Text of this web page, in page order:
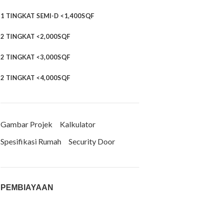
1 TINGKAT SEMI-D <1,400SQF
2 TINGKAT <2,000SQF
2 TINGKAT <3,000SQF
2 TINGKAT <4,000SQF
Gambar Projek
Kalkulator
Spesifikasi Rumah
Security Door
PEMBIAYAAN